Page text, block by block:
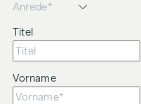
Titel
Vorname